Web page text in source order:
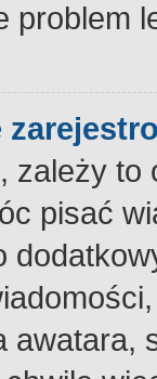
problem
zależy
pisać